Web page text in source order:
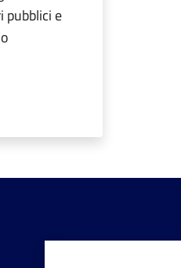
pubblici e